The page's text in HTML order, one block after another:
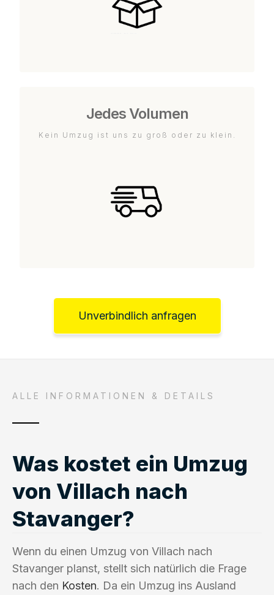
Jedes Volumen
Kein Umzug ist uns zu groß oder zu klein.
Unverbindlich anfragen
ALLE INFORMATIONEN & DETAILS
Was kostet ein Umzug
von Villach nach
Stavanger?
Wenn du einen Umzug von Villach nach
Stavanger planst, stellt sich natürlich die Frage
nach den Kosten. Da ein Umzug ins Ausland